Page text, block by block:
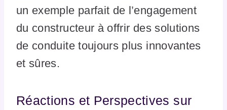
un exemple parfait de l’engagement
du constructeur à offrir des solutions
de conduite toujours plus innovantes
et sûres.
Réactions et Perspectives sur